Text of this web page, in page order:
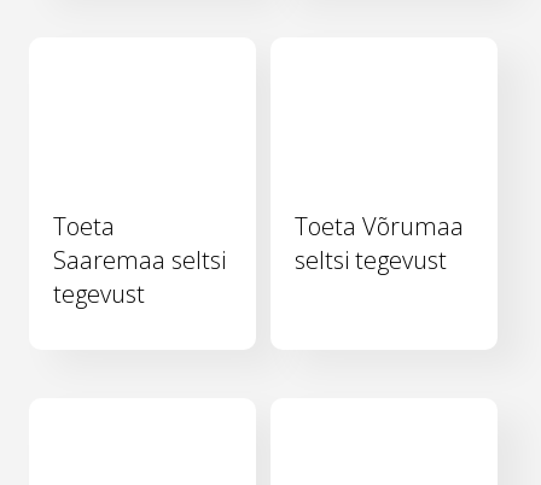
Toeta
Saaremaa seltsi
tegevust
Toeta Võrumaa
seltsi tegevust